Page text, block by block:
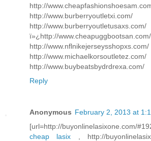
http://
http://www.burberryoutletxi.com/
http://www.burberryoutletusaxs.com/
ï»¿http://www.cheapuggbootsan.com/
http://www.nflnikejerseysshopxs.com/
http://www.michaelkorsoutletez.com/
http://www.buybeatsbydrdrexa.com/
Reply
Anonymous February 2, 2013 at
[url=http://buyonlinelasixone.com/
cheap lasix , http://